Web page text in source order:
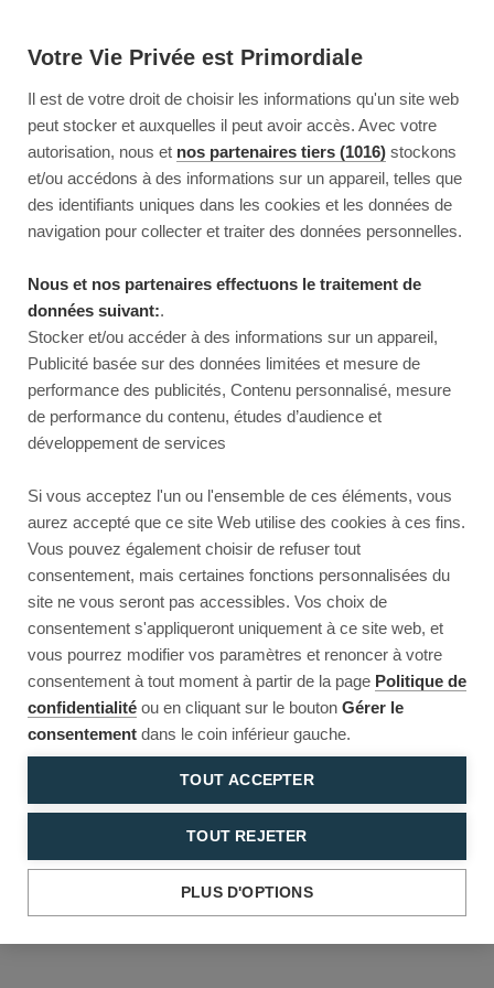
Votre Vie Privée est Primordiale
Il est de votre droit de choisir les informations qu'un site web
peut stocker et auxquelles il peut avoir accès. Avec votre
autorisation, nous et nos partenaires tiers (1016) stockons
et/ou accédons à des informations sur un appareil, telles que
des identifiants uniques dans les cookies et les données de
navigation pour collecter et traiter des données personnelles.
Nous et nos partenaires effectuons le traitement de
données suivant:.
Stocker et/ou accéder à des informations sur un appareil,
Publicité basée sur des données limitées et mesure de
performance des publicités, Contenu personnalisé, mesure
de performance du contenu, études d’audience et
développement de services
Si vous acceptez l'un ou l'ensemble de ces éléments, vous
aurez accepté que ce site Web utilise des cookies à ces fins.
Vous pouvez également choisir de refuser tout
consentement, mais certaines fonctions personnalisées du
site ne vous seront pas accessibles. Vos choix de
consentement s'appliqueront uniquement à ce site web, et
vous pourrez modifier vos paramètres et renoncer à votre
consentement à tout moment à partir de la page Politique de
confidentialité ou en cliquant sur le bouton Gérer le
consentement dans le coin inférieur gauche.
TOUT ACCEPTER
TOUT REJETER
PLUS D'OPTIONS
Reload to try again, or go back.
Reload Back